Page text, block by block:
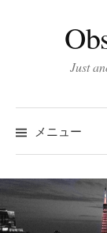
ス
キ
ッ
プ
Just
メニュー